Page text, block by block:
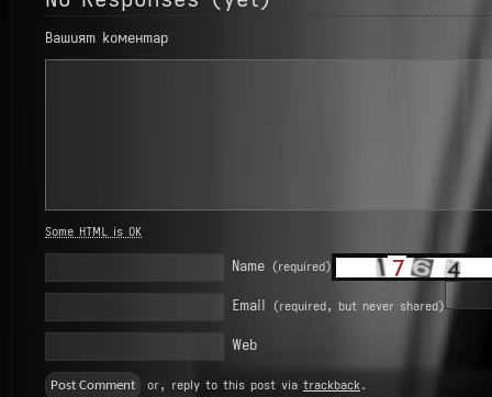
Вашият коментар
Some HTML is OK
Name (required)
Email (required, but never shared)
Web
or, reply to this post via trackback.